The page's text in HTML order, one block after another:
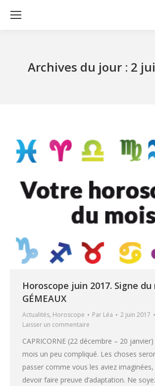
Archives du jour : 2
Horoscope juin 2017. Signe du
GÉMEAUX
Actualités, Horoscope Par Léa
2 juin 2017
Laisser un commentaire
CAPRICORNE (22 décembre – 20
mois un peu compliqué. Les choses
passer comme vous les aviez
devoir faire preuve d’adaptation. Ne